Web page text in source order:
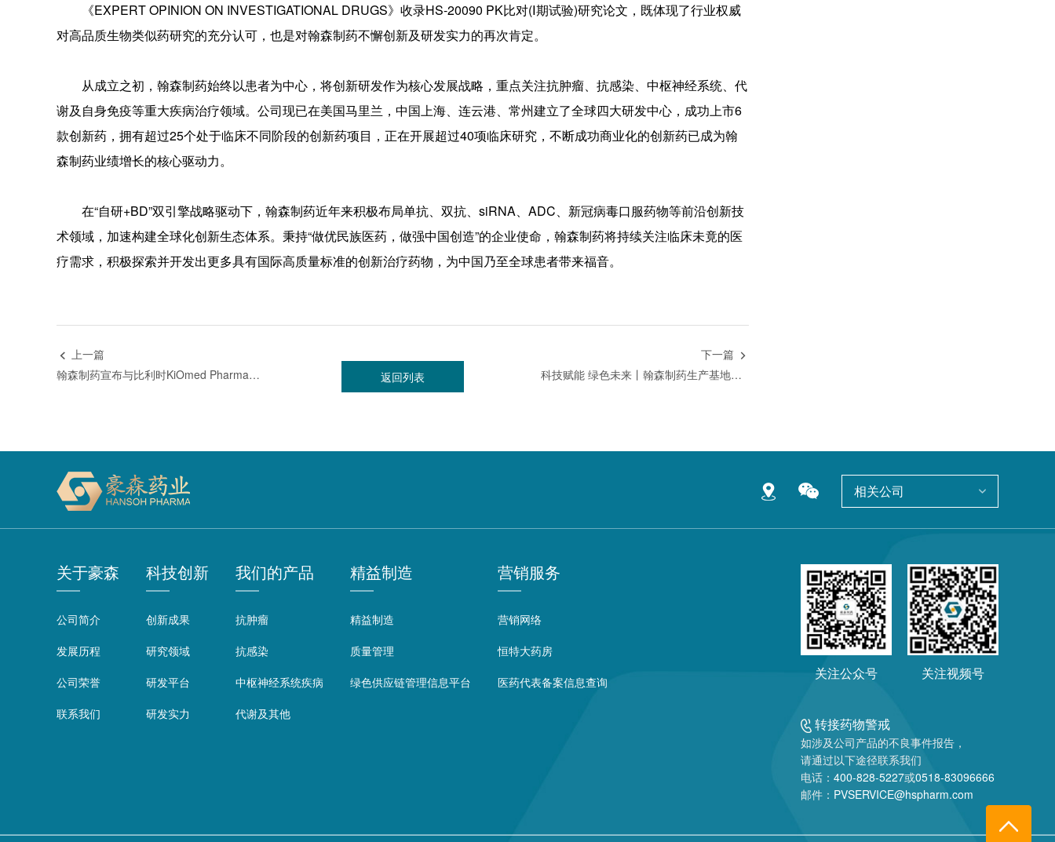
《EXPERT OPINION ON INVESTIGATIONAL DRUGS》收录HS-20090 PK比对(Ⅰ期试验)研究论文，既体现了行业权威
对高品质生物类似药研究的充分认可，也是对翰森制药不懈创新及研发实力的再次肯定。
从成立之初，翰森制药始终以患者为中心，将创新研发作为核心发展战略，重点关注抗肿瘤、抗感染、中枢神经系统、代
谢及自身免疫等重大疾病治疗领域。公司现已在美国马里兰，中国上海、连云港、常州建立了全球四大研发中心，成功上市6
款创新药，拥有超过25个处于临床不同阶段的创新药项目，正在开展超过40项临床研究，不断成功商业化的创新药已成为翰
森制药业绩增长的核心驱动力。
在“自研+BD”双引擎战略驱动下，翰森制药近年来积极布局单抗、双抗、siRNA、ADC、新冠病毒口服药物等前沿创新技
术领域，加速构建全球化创新生态体系。秉持“做优民族医药，做强中国创造”的企业使命，翰森制药将持续关注临床未竟的医
疗需求，积极探索并开发出更多具有国际高质量标准的创新治疗药物，为中国乃至全球患者带来福音。
 上一篇
翰森制药宣布与比利时KiOmed Pharma就共同开发新一代骨关节炎创新产品达成战略合作
下一篇 
科技赋能 绿色未来丨翰森制药生产基地全面实现能源、环境管理体系认证
返回列表
相关公司
关于豪森
公司简介
发展历程
公司荣誉
联系我们
科技创新
创新成果
研究领域
研发平台
研发实力
我们的产品
抗肿瘤
抗感染
中枢神经系统疾病
代谢及其他
精益制造
精益制造
质量管理
绿色供应链管理信息平台
营销服务
营销网络
恒特大药房
医药代表备案信息查询
关注公众号 关注视频号
转接药物警戒
如涉及公司产品的不良事件报告，
请通过以下途径联系我们
电话： 400-828-5227或0518-83096666
邮件： PVSERVICE@hspharm.com